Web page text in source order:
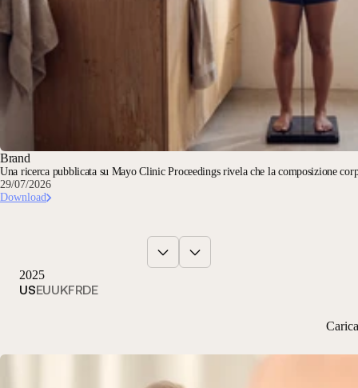
Brand
Una ricerca pubblicata su Mayo Clinic Proceedings rivela che la composizione
29/07/2026
Download
2025
USEUUKFRDE